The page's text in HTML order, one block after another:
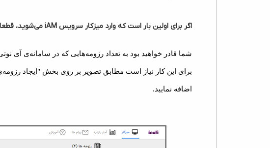
اگر برای اولین بار است که وارد میزکار سرویس iAM می‌شوید، قطعا هیچ رزومه ای ایجاد نکرده اید و این بخش را خالی مشاهده خواهید کرد.
شما قادر خواهید بود به تعداد رزومه‌هایی که در سامانه‌ی آی
برای این کار نیاز است مطابق تصویر بر روی بخش "ایجاد
اضافه نمایید.